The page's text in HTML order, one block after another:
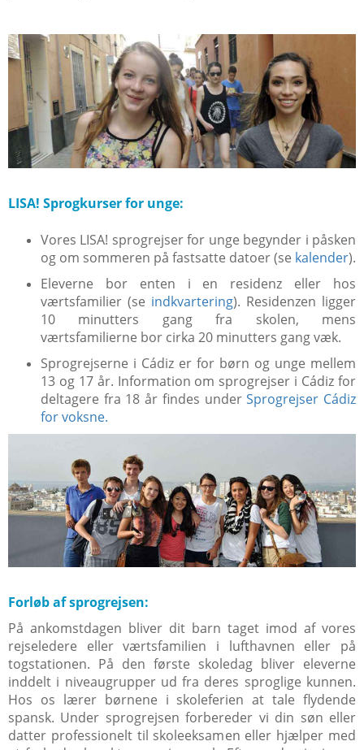
LISA! Sprogkurser for unge:
Vores LISA! sprogrejser for unge begynder i påsken
og om sommeren på fastsatte datoer (se kalender).
Eleverne bor enten i en residenz eller hos
værtsfamilier (se indkvartering). Residenzen ligger
10 minutters gang fra skolen, mens
værtsfamilierne bor cirka 20 minutters gang væk.
Sprogrejserne i Cádiz er for børn og unge mellem
13 og 17 år. Information om sprogrejser i Cádiz for
deltagere fra 18 år findes underSprogrejser Cádiz
for voksne.
Forløb af sprogrejsen:
På ankomstdagen bliver dit barn taget imod af vores
rejseledere eller værtsfamilien i lufthavnen eller på
togstationen. På den første skoledag bliver eleverne
inddelt i niveaugrupper ud fra deres sproglige kunnen.
Hos os lærer børnene i skoleferien at tale flydende
spansk. Under sprogrejsen forbereder vi din søn eller
datter professionelt til skoleeksamen eller hjælper med